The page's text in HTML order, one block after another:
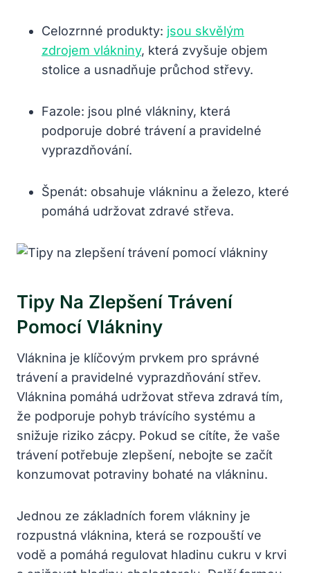
Celozrnné produkty: jsou skvělým
zdrojem vlákniny, která zvyšuje objem
stolice a usnadňuje průchod střevy.
Fazole: jsou plné vlákniny, která
podporuje dobré trávení a pravidelné
vyprazdňování.
Špenát: obsahuje vlákninu a železo, které
pomáhá udržovat zdravé střeva.
Tipy Na Zlepšení Trávení
Pomocí Vlákniny
Vláknina je klíčovým prvkem pro správné
trávení a pravidelné vyprazdňování střev.
Vláknina pomáhá udržovat střeva zdravá tím,
že podporuje pohyb trávícího systému a
snižuje riziko zácpy. Pokud se cítíte, že vaše
trávení potřebuje zlepšení, nebojte se začít
konzumovat potraviny bohaté na vlákninu.
Jednou ze základních forem vlákniny je
rozpustná vláknina, která se rozpouští ve
vodě a pomáhá regulovat hladinu cukru v krvi